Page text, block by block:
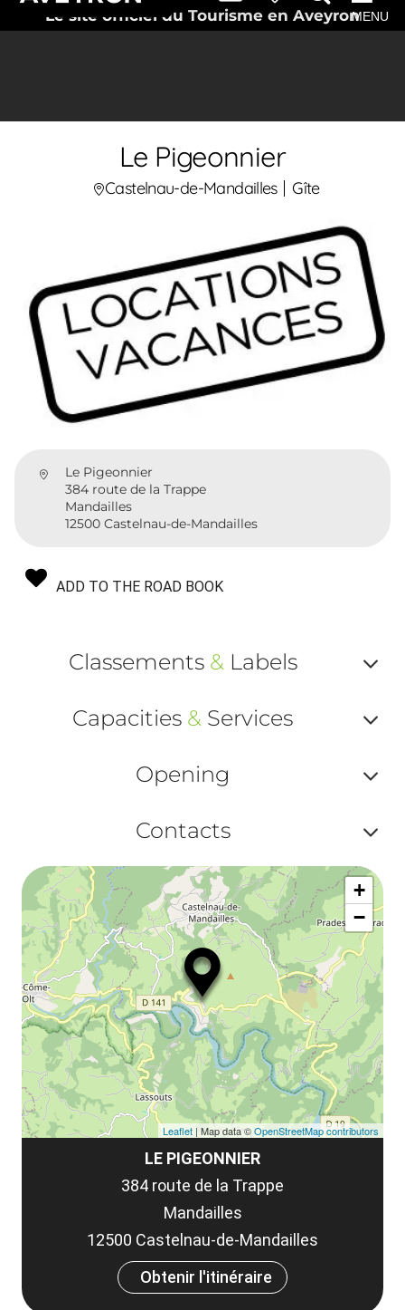
Le site officiel du Tourisme en AveyronMENU
Le Pigeonnier
Castelnau-de-Mandailles Gîte
Le Pigeonnier
384 route de la Trappe
Mandailles
12500 Castelnau-de-Mandailles
ADD TO THE ROAD BOOK
Classements & Labels
ou
Capacities & Services
ou
Opening
ou
et
Contacts
ou
LE PIGEONNIER
384 route de la Trappe
Mandailles
12500 Castelnau-de-Mandailles
Obtenir l'itinéraire
+
−
Leaflet | Map data ©OpenStreetMap contributors